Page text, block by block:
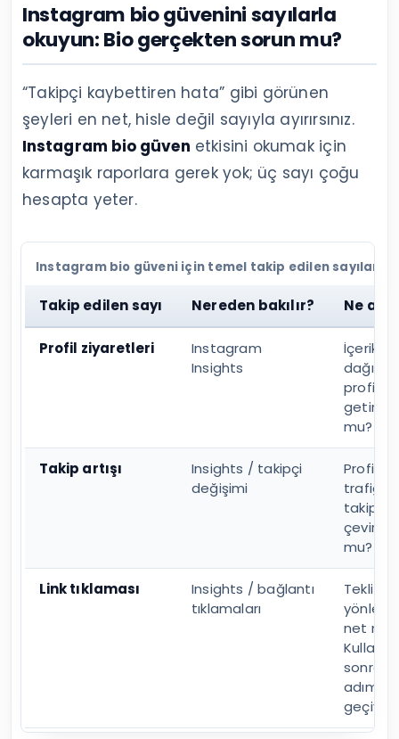
Instagram bio güvenini sayılarla
okuyun: Bio gerçekten sorun mu?
“Takipçi kaybettiren hata” gibi görünen
şeyleri en net, hisle değil sayıyla ayırırsınız.
Instagram bio güven etkisini okumak için
karmaşık raporlara gerek yok; üç sayı çoğu
hesapta yeter.
Instagram bio güveni için temel takip edilen sayılar
Takip edilen sayı Nereden bakılır? Ne
Profil ziyaretleri
Instagram
Insights
İçerik ve
dağıtım
profile
getiriyor
mu?
Takip artışı
Insights / takipçi
değişimi
Profil,
trafiği
mu?
Link tıklaması
Insights / bağlantı
tıklamaları
Teklif ve
net mi?
sonraki
adıma
geçiyor